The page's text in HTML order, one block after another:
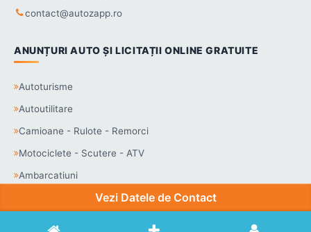
Vezi Datele de Contact
contact@autozapp.ro
ANUNȚURI AUTO ȘI LICITAȚII ONLINE GRATUITE
Autoturisme
Autoutilitare
Camioane - Rulote - Remorci
Motociclete - Scutere - ATV
Ambarcatiuni
Drepturi de Autor © 2026autozapp.ro. Toate